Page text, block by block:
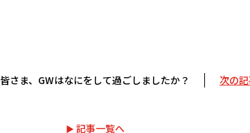
皆さま、GWはなにをして過ごしましたか？ 次の
記事一覧へ